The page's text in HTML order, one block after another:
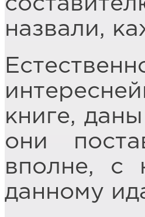
назвали,
книге,
они
вполне, с
данному